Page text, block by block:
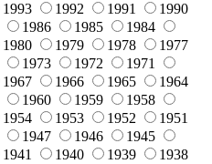
1993 1992 1991
1990
1986 1985
1984
1980 1979 1978
1977
1973 1972
1971
1967 1966 1965
1964
1960 1959
1958
1954 1953 1952
1951
1947 1946
1945
1941 1940 1939
1938